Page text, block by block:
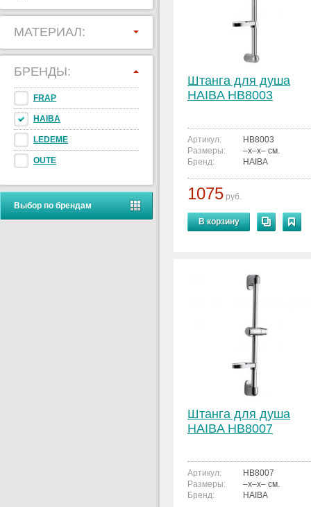
МАТЕРИАЛ:
БРЕНДЫ:
FRAP
HAIBA
LEDEME
OUTE
Выбор по брендам
Штанга для душа
HAIBA HB8003
Артикул:
HB8003
Размеры:
–x–x– см.
Бренд:
HAIBA
1075 руб.
В корзину
Штанга для душа
HAIBA HB8007
Артикул:
HB8007
Размеры:
–x–x– см.
Бренд:
HAIBA